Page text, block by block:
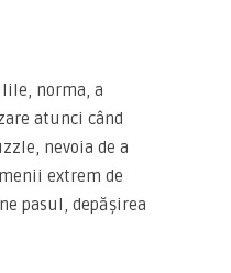
norma, a
atunci când
nevoia de a
extrem de
pasul, depășirea